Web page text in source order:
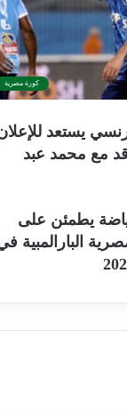
كورة مصرية
يستعد
مع محمد عبد
يطمئن على
البارالمبية